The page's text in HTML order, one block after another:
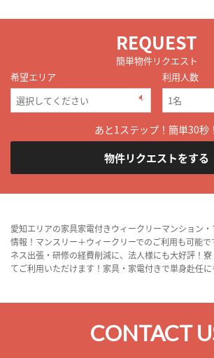
REQUEST
簡単物件リクエスト
希望エリア
利用人数
あと1ステップ！簡単30秒！
物件リクエストをする
愛知エリアの家具家電付きウィークリーマンション
情報！マンスリー＋ウィークリーでのご利用も可能
ネス出張・研修の経費削減に、法人様にも大好評！
てご利用いただけます！家具・家電付きで単身赴任に
CONTACT